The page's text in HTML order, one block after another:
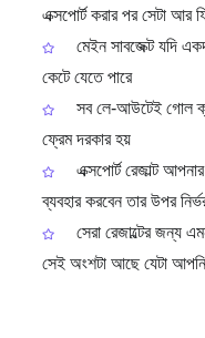
এক্সপোর্ট করার পর সেটা আর
মেইন সাবজেক্ট যদি
কেটে যেতে পারে
সব লে‑আউটেই গোল
ফ্রেম দরকার হয়
এক্সপোর্ট রেজাল্ট
ব্যবহার করবেন তার উপর
সেরা রেজাল্টের জন্য
সেই অংশটা আছে যেটা